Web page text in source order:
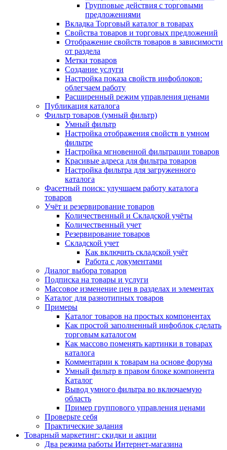
Групповые действия с торговыми
предложениями
Вкладка Торговый каталог в товарах
Свойства товаров и торговых предложений
Отображение свойств товаров в зависимости
от раздела
Метки товаров
Создание услуги
Настройка показа свойств инфоблоков:
облегчаем работу
Расширенный режим управления ценами
Публикация каталога
Фильтр товаров (умный фильтр)
Умный фильтр
Настройка отображения свойств в умном
фильтре
Настройка мгновенной фильтрации товаров
Красивые адреса для фильтра товаров
Настройка фильтра для загруженного
каталога
Фасетный поиск: улучшаем работу каталога
товаров
Учёт и резервирование товаров
Количественный и Складской учёты
Количественный учет
Резервирование товаров
Складской учет
Как включить складской учёт
Работа с документами
Диалог выбора товаров
Подписка на товары и услуги
Массовое изменение цен в разделах и элементах
Каталог для разнотипных товаров
Примеры
Каталог товаров на простых компонентах
Как простой заполненный инфоблок сделать
торговым каталогом
Как массово поменять картинки в товарах
каталога
Комментарии к товарам на основе форума
Умный фильтр в правом блоке компонента
Каталог
Вывод умного фильтра во включаемую
область
Пример группового управления ценами
Проверьте себя
Практические задания
Товарный маркетинг: скидки и акции
Два режима работы Интернет-магазина